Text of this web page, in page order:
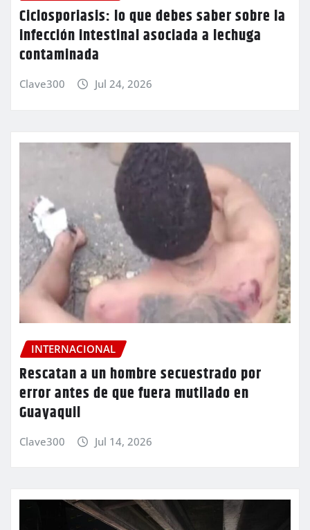
Ciclosporiasis: lo que debes saber sobre la
infección intestinal asociada a lechuga
contaminada
Clave300 Jul 24, 2026
INTERNACIONAL
Rescatan a un hombre secuestrado por
error antes de que fuera mutilado en
Guayaquil
Clave300 Jul 14, 2026